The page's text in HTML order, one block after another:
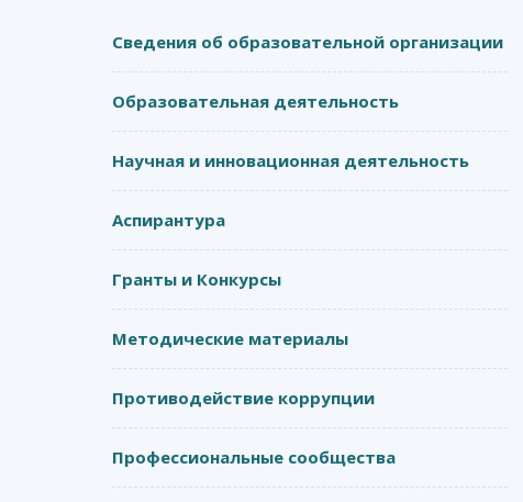
Сведения об образовательной организации
Образовательная деятельность
Научная и инновационная деятельность
Аспирантура
Гранты и Конкурсы
Методические материалы
Противодействие коррупции
Профессиональные сообщества